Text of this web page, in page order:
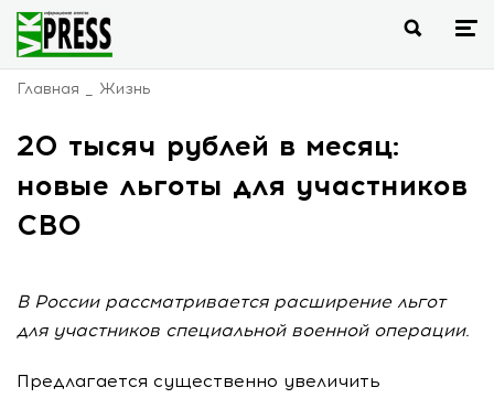
Главная Жизнь
20 тысяч рублей в месяц:
новые льготы для участников
СВО
В России рассматривается расширение льгот
для участников специальной военной операции.
Предлагается существенно увеличить